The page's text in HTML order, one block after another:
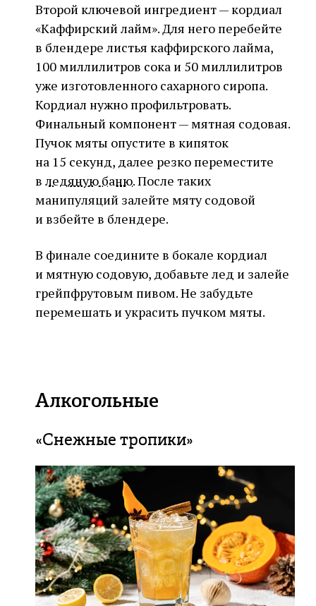
Второй ключевой ингредиент — кордиал
«Каффирский лайм». Для него перебейте
в блендере листья каффирского лайма,
100 миллилитров сока и 50 миллилитров
уже изготовленного сахарного сиропа.
Кордиал нужно профильтровать.
Финальный компонент — мятная содовая.
Пучок мяты опустите в кипяток
на 15 секунд, далее резко переместите
в ледяную баню. После таких
манипуляций залейте мяту содовой
и взбейте в блендере.
В финале соедините в бокале кордиал
и мятную содовую, добавьте лед и залейе
грейпфрутовым пивом. Не забудьте
перемешать и украсить пучком мяты.
Алкогольные
«Снежные тропики»